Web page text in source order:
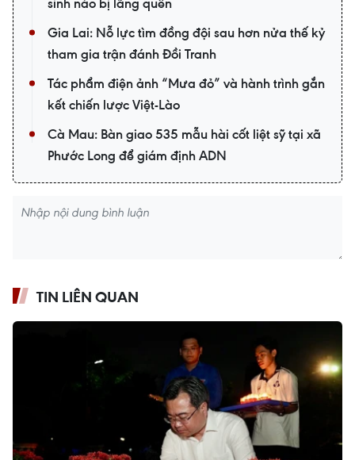
Gia Lai: Nỗ lực tìm đồng đội sau hơn nửa thế kỷ
tham gia trận đánh Đồi Tranh
Tác phẩm điện ảnh “Mưa đỏ” và hành trình gắn
kết chiến lược Việt-Lào
Cà Mau: Bàn giao 535 mẫu hài cốt liệt sỹ tại xã
Phước Long để giám định ADN
TIN LIÊN QUAN